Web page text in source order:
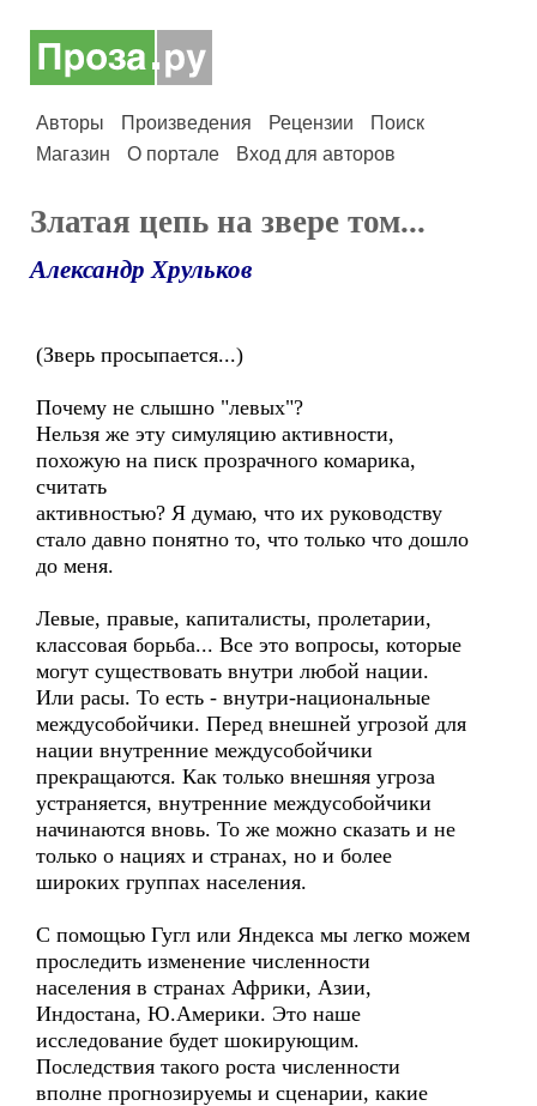
Авторы Произведения Рецензии
Поиск
Магазин
О портале Вход для авторов
Златая цепь на звере том...
Александр Хрульков
(Зверь просыпается...)
Почему не слышно "левых"?
Нельзя же эту симуляцию активности,
похожую на писк прозрачного комарика,
считать
активностью? Я думаю, что их руководству
стало давно понятно то, что только что дошло
до меня.
Левые, правые, капиталисты, пролетарии,
классовая борьба... Все это вопросы, которые
могут существовать внутри любой нации.
Или расы. То есть - внутри-национальные
междусобойчики. Перед внешней угрозой для
нации внутренние междусобойчики
прекращаются. Как только внешняя угроза
устраняется, внутренние междусобойчики
начинаются вновь. То же можно сказать и не
только о нациях и странах, но и более
широких группах населения.
С помощью Гугл или Яндекса мы легко можем
проследить изменение численности
населения в странах Африки, Азии,
Индостана, Ю.Америки. Это наше
исследование будет шокирующим.
Последствия такого роста численности
вполне прогнозируемы и сценарии, какие